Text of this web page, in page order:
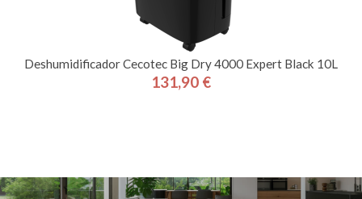
Deshumidificador Cecotec Big Dry 4000 Expert Black 10L
Precio
131,90 €